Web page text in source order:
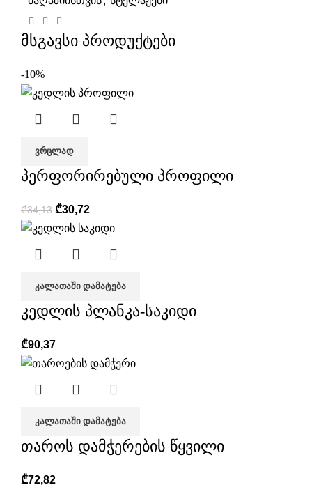
მსგავსი პროდუქტები
-10%
ᲕᲠᲪᲚᲐᲓ
პერფორირებული პროფილი
₾34,13 ₾30,72
ᲙᲐᲚᲐᲗᲐᲨᲘ ᲓᲐᲛᲐᲢᲔᲑᲐ
კედლის პლანკა-საკიდი
₾90,37
ᲙᲐᲚᲐᲗᲐᲨᲘ ᲓᲐᲛᲐᲢᲔᲑᲐ
თაროს დამჭერების წყვილი
₾72,82